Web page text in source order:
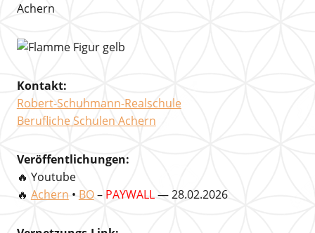
Achern
Kontakt:
Robert-Schuhmann-Realschule
Berufliche Schulen Achern
Veröffentlichungen:
🔥 Youtube
🔥 Achern • BO– PAYWALL— 28.02.2026